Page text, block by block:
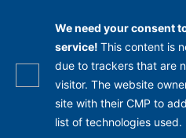
We need your consent
service! This content is
due to trackers that are
visitor. The website
site with their CMP to
list of technologies used.